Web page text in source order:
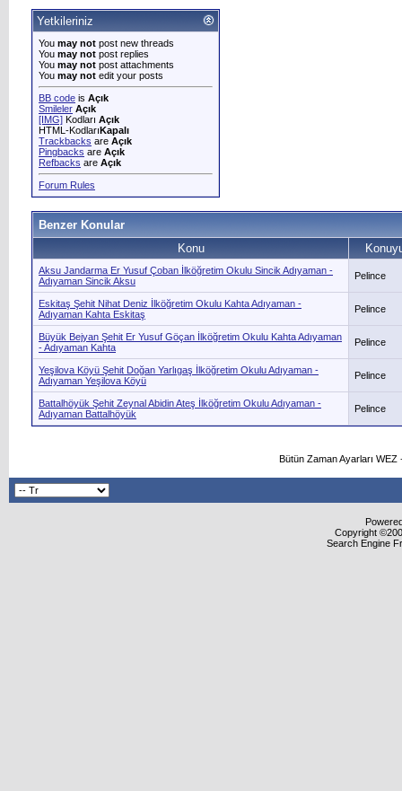
Yetkileriniz
You may not post new threads
You may not post replies
You may not post attachments
You may not edit your posts
BB code is Açık
Smileler Açık
[IMG] Kodları Açık
HTML-KodlarıKapalı
Trackbacks are Açık
Pingbacks are Açık
Refbacks are Açık
Forum Rules
Benzer Konular
Konu
Aksu Jandarma Er Yusuf Çoban İlköğretim Okulu Sincik Adıyaman -
Adıyaman Sincik Aksu
Pelince
Eskitaş Şehit Nihat Deniz İlköğretim Okulu Kahta Adıyaman -
Adıyaman Kahta Eskitaş
Pelince
Büyük Bejyan Şehit Er Yusuf Göçan İlköğretim Okulu Kahta Adıyaman
- Adıyaman Kahta
Pelince
Yeşilova Köyü Şehit Doğan Yarlıgaş İlköğretim Okulu Adıyaman -
Adıyaman Yeşilova Köyü
Pelince
Battalhöyük Şehit Zeynal Abidin Ateş İlköğretim Okulu Adıyaman -
Adıyaman Battalhöyük
Pelince
Bütün Zaman Ayarları
Copyright
Search Engine